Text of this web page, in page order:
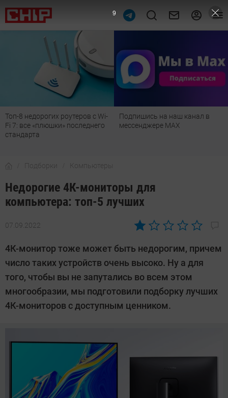
Подпишись на наш канал в
мессенджере МАХ
Рейтинг телевизоров 2026:
лучшие модели для гостиной,
Подборки Компьютеры
Недорогие 4К-мониторы для
компьютера: топ-5 лучших
07.09.2022
Автор:
4К-монитор тоже может быть недорогим, причем
число таких устройств очень высоко. Ну а для
того, чтобы вы не запутались во всем этом
многообразии, мы подготовили подборку лучших
4К-мониторов с доступным ценником.
7